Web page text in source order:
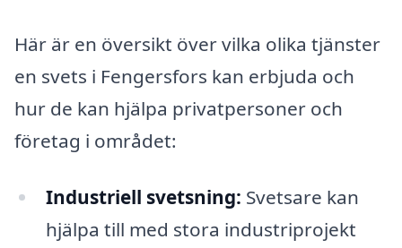
Här är en översikt över vilka olika tjänster
en svets i Fengersfors kan erbjuda och
hur de kan hjälpa privatpersoner och
företag i området:
Industriell svetsning: Svetsare kan
hjälpa till med stora industriprojekt